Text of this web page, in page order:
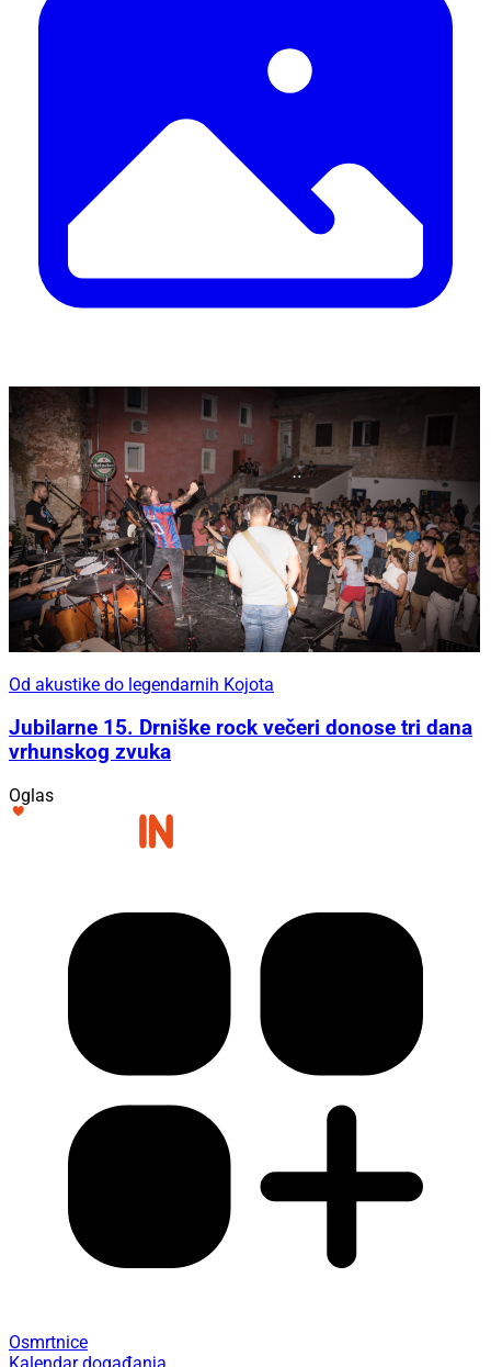
Od akustike do legendarnih Kojota
Jubilarne 15. Drniške rock večeri donose tri dana
vrhunskog zvuka
Oglas
Osmrtnice